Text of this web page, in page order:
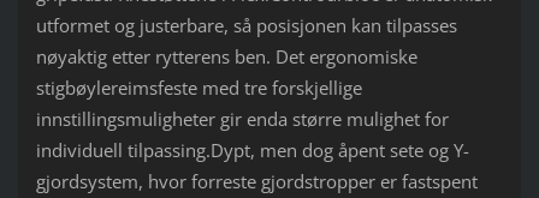
utformet og justerbare, så posisjonen kan tilpasses
nøyaktig etter rytterens ben. Det ergonomiske
stigbøylereimsfeste med tre forskjellige
innstillingsmuligheter gir enda større mulighet for
individuell tilpassing.Dypt, men dog åpent sete og Y-
gjordsystem, hvor forreste gjordstropper er fastspent